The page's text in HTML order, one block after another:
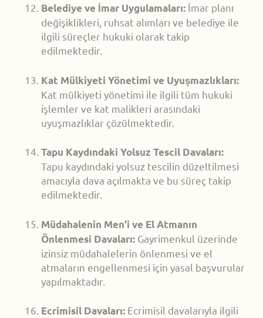
Belediye ve İmar Uygulamaları: İmar planı
değişiklikleri, ruhsat alımları ve belediye ile
ilgili süreçler hukuki olarak takip
edilmektedir.
Kat Mülkiyeti Yönetimi ve Uyuşmazlıkları:
Kat mülkiyeti yönetimi ile ilgili tüm hukuki
işlemler ve kat malikleri arasındaki
uyuşmazlıklar çözülmektedir.
Tapu Kaydındaki Yolsuz Tescil Davaları:
Tapu kaydındaki yolsuz tescilin düzeltilmesi
amacıyla dava açılmakta ve bu süreç takip
edilmektedir.
Müdahalenin Men’i ve El Atmanın
Önlenmesi Davaları: Gayrimenkul üzerinde
izinsiz müdahalelerin önlenmesi ve el
atmaların engellenmesi için yasal başvurular
yapılmaktadır.
Ecrimisil Davaları: Ecrimisil davalarıyla ilgili